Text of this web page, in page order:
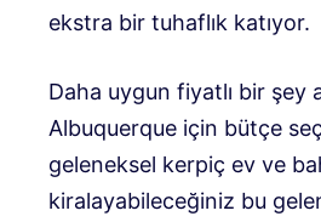
ekstra bir tuhaflık katıyor.
Daha uygun fiyatlı bir şey
Albuquerque için bütçe
geleneksel kerpiç ev ve
kiralayabileceğiniz bu